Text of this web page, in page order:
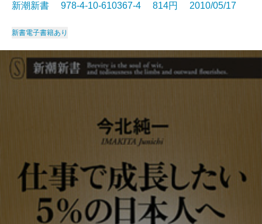
新潮新書 978-4-10-610367-4 814円 2010/05/17
新書電子書籍あり